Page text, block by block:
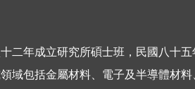
二年成立研究所碩士班，民國八十
域包括金屬材料、電子及半導體材